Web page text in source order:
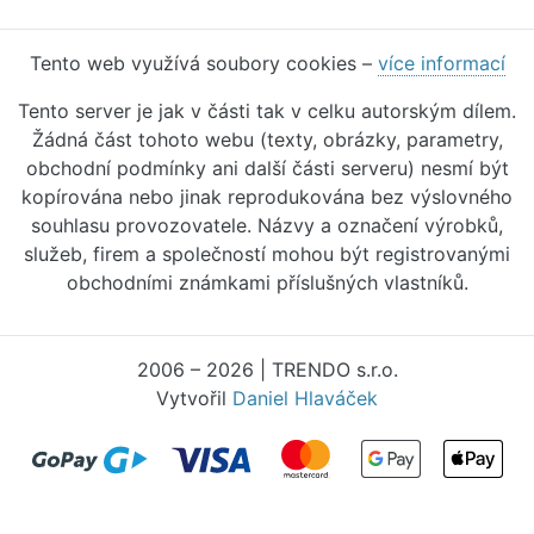
Tento web využívá soubory cookies – více informací
Tento server je jak v části tak v celku autorským dílem.
Žádná část tohoto webu (texty, obrázky, parametry,
obchodní podmínky ani další části serveru) nesmí být
kopírována nebo jinak reprodukována bez výslovného
souhlasu provozovatele. Názvy a označení výrobků,
služeb, firem a společností mohou být registrovanými
obchodními známkami příslušných vlastníků.
2006 – 2026 | TRENDO s.r.o.
Vytvořil Daniel Hlaváček